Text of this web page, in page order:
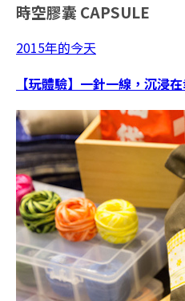
時空膠囊 CAPSULE
2015年的今天
【玩體驗】一針一線，沉浸